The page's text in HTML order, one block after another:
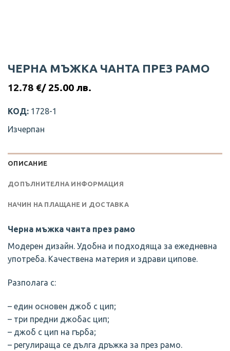
ЧЕРНА МЪЖКА ЧАНТА ПРЕЗ РАМO
12.78 €/ 25.00 лв.
КОД: 1728-1
Изчерпан
ОПИСАНИЕ
ДОПЪЛНИТЕЛНА ИНФОРМАЦИЯ
НАЧИН НА ПЛАЩАНЕ И ДОСТАВКА
Черна мъжка чанта през рамо
Модерен дизайн. Удобна и подходяща за ежедневна
употреба. Качествена материя и здрави ципове.
Разполага с:
– един основен джоб с цип;
– три предни джобас цип;
– джоб с цип на гърба;
– регулираща се дълга дръжка за през рамо.